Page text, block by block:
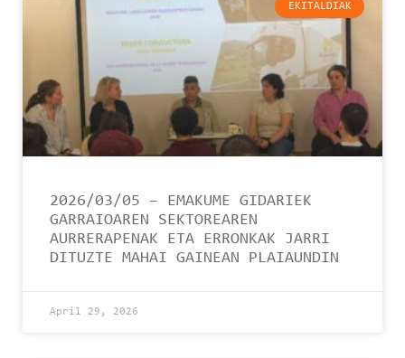
EKITALDIAK
2026/03/05 – EMAKUME GIDARIEK
GARRAIOAREN SEKTOREAREN
AURRERAPENAK ETA ERRONKAK JARRI
DITUZTE MAHAI GAINEAN PLAIAUNDIN
April 29, 2026